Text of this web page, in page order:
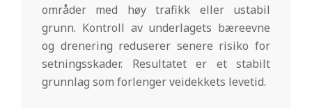
områder med høy trafikk eller ustabil
grunn. Kontroll av underlagets bæreevne
og drenering reduserer senere risiko for
setningsskader. Resultatet er et stabilt
grunnlag som forlenger veidekkets levetid.